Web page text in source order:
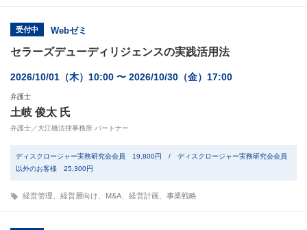
受付中 Webゼミ
セラーズデューディリジェンスの実践活用法
2026/10/01（木）10:00 〜 2026/10/30（金）17:00
弁護士
土岐 俊太 氏
弁護士／大江橋法律事務所 パートナー
ディスクロージャー実務研究会会員 19,800円 / ディスクロージャー実務研究会会員
以外のお客様 25,300円
経営管理 経営層向け M&A 経営計画 事業戦略